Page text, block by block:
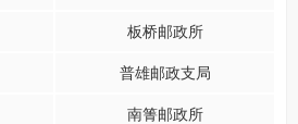
板桥邮政所
普雄邮政支局
南箐邮政所